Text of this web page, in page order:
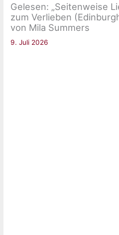
Gelesen: „Seitenweise
zum Verlieben
von Mila Summers
9. Juli 2026